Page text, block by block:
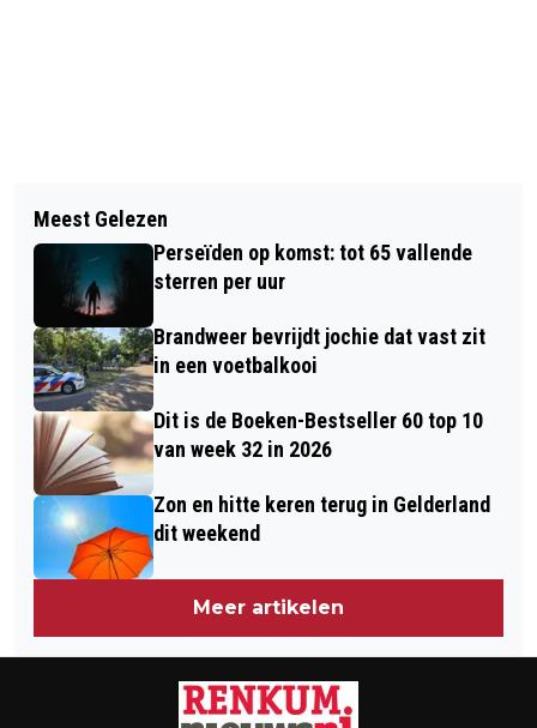
DE 130 KERSTSTALLETJES VAN
ANDRÉ NU TE ZIEN IN DE RK KERK TE
RENKUM
POLITIE ZOEKT GETUIGEN
MISHANDELING 'S OCHTENDS IN
DOORWERTH
Meest Gelezen
Perseïden op komst: tot 65 vallende
sterren per uur
Brandweer bevrijdt jochie dat vast zit
in een voetbalkooi
Dit is de Boeken-Bestseller 60 top 10
van week 32 in 2026
Zon en hitte keren terug in Gelderland
dit weekend
Meer artikelen